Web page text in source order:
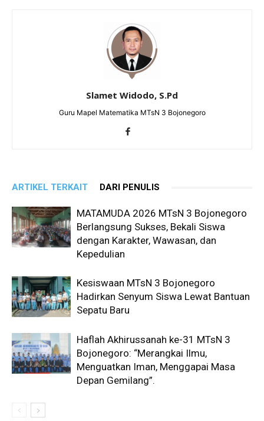
Slamet Widodo, S.Pd
Guru Mapel Matematika MTsN 3 Bojonegoro
ARTIKEL TERKAIT DARI PENULIS
MATAMUDA 2026 MTsN 3 Bojonegoro
Berlangsung Sukses, Bekali Siswa
dengan Karakter, Wawasan, dan
Kepedulian
Kesiswaan MTsN 3 Bojonegoro
Hadirkan Senyum Siswa Lewat Bantuan
Sepatu Baru
Haflah Akhirussanah ke-31 MTsN 3
Bojonegoro: “Merangkai Ilmu,
Menguatkan Iman, Menggapai Masa
Depan Gemilang”.